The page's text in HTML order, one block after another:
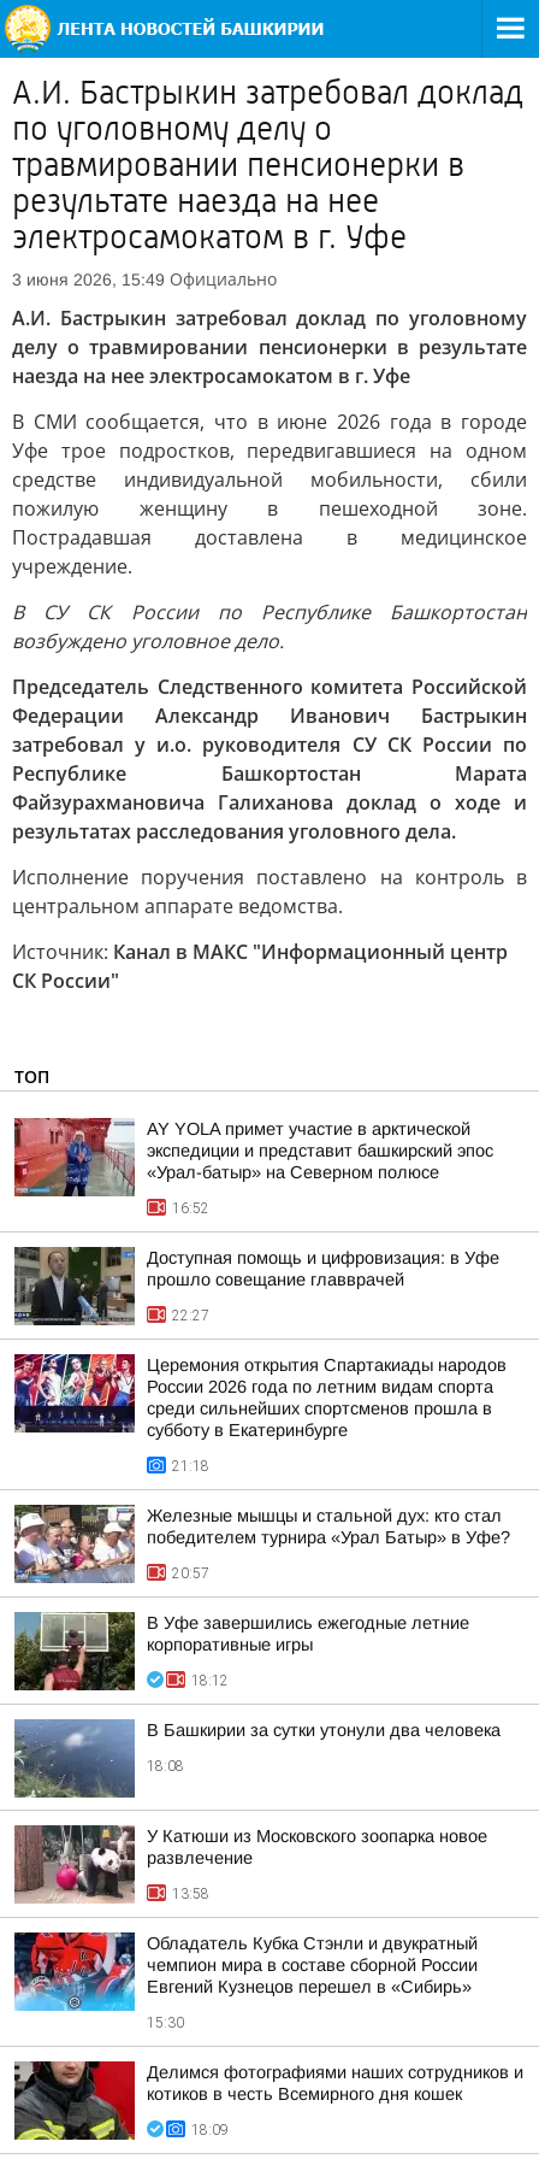
А.И. Бастрыкин затребовал доклад
по уголовному делу о
травмировании пенсионерки в
результате наезда на нее
электросамокатом в г. Уфе
3 июня 2026, 15:49 Официально
А.И. Бастрыкин затребовал доклад по уголовному
делу о травмировании пенсионерки в результате
наезда на нее электросамокатом в г. Уфе
В СМИ сообщается, что в июне 2026 года в городе
Уфе трое подростков, передвигавшиеся на одном
средстве индивидуальной мобильности, сбили
пожилую женщину в пешеходной зоне.
Пострадавшая доставлена в медицинское
учреждение.
В СУ СК России по Республике Башкортостан
возбуждено уголовное дело.
Председатель Следственного комитета Российской
Федерации Александр Иванович Бастрыкин
затребовал у и.о. руководителя СУ СК России по
Республике Башкортостан Марата
Файзурахмановича Галиханова доклад о ходе и
результатах расследования уголовного дела.
Исполнение поручения поставлено на контроль в
центральном аппарате ведомства.
Источник: Канал в МАКС "Информационный центр
СК России"
ТОП
AY YOLA примет участие в арктической
экспедиции и представит башкирский эпос
«Урал-батыр» на Северном полюсе
16:52
Доступная помощь и цифровизация: в Уфе
прошло совещание главврачей
22:27
Церемония открытия Спартакиады народов
России 2026 года по летним видам спорта
среди сильнейших спортсменов прошла в
субботу в Екатеринбурге
21:18
Железные мышцы и стальной дух: кто стал
победителем турнира «Урал Батыр» в Уфе?
20:57
В Уфе завершились ежегодные летние
корпоративные игры
18:12
В Башкирии за сутки утонули два человека
18:08
У Катюши из Московского зоопарка новое
развлечение
13:58
Обладатель Кубка Стэнли и двукратный
чемпион мира в составе сборной России
Евгений Кузнецов перешел в «Сибирь»
15:30
Делимся фотографиями наших сотрудников и
котиков в честь Всемирного дня кошек
18:09